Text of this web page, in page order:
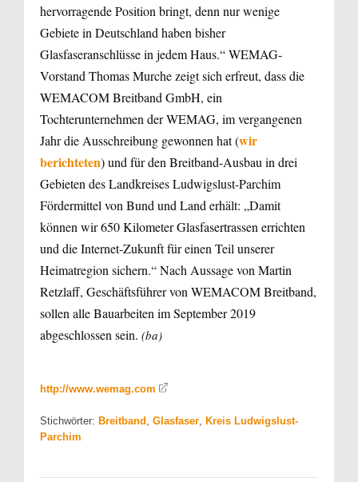
hervorragende Position bringt, denn nur wenige
Gebiete in Deutschland haben bisher
Glasfaseranschlüsse in jedem Haus.“ WEMAG-
Vorstand Thomas Murche zeigt sich erfreut, dass die
WEMACOM Breitband GmbH, ein
Tochterunternehmen der WEMAG, im vergangenen
Jahr die Ausschreibung gewonnen hat (wir
berichteten) und für den Breitband-Ausbau in drei
Gebieten des Landkreises Ludwigslust-Parchim
Fördermittel von Bund und Land erhält: „Damit
können wir 650 Kilometer Glasfasertrassen errichten
und die Internet-Zukunft für einen Teil unserer
Heimatregion sichern.“ Nach Aussage von Martin
Retzlaff, Geschäftsführer von WEMACOM Breitband,
sollen alle Bauarbeiten im September 2019
abgeschlossen sein. (ba)
http://www.wemag.com
Stichwörter: Breitband Glasfaser Kreis Ludwigslust-
Parchim